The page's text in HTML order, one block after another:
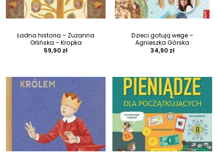
Ładna historia – Zuzanna
Orlińska – Kropka
59,90 zł
Dzieci gotują wege –
Agnieszka Górska
34,90 zł